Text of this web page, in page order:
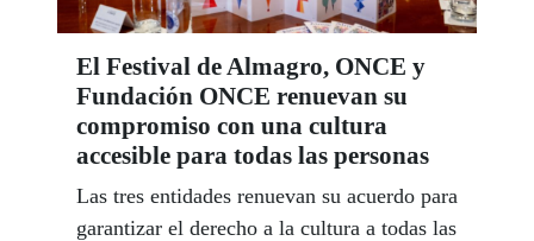
El Festival de Almagro, ONCE y
Fundación ONCE renuevan su
compromiso con una cultura
accesible para todas las personas
Las tres entidades renuevan su acuerdo para
garantizar el derecho a la cultura a todas las